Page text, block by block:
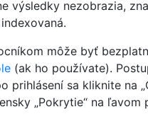
výsledky nezobrazia,
môže byť
(ak ho používate).
prihlásení sa kliknite na
„Pokrytie“ na ľavom